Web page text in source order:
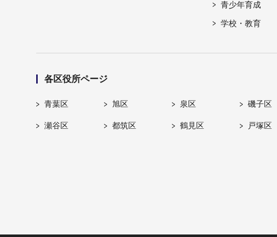
青少年育成
学校・教育
各区役所ページ
青葉区 旭区 泉区 磯子区
瀬谷区 都筑区 鶴見区 戸塚区